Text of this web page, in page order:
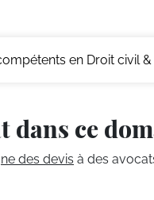
en Droit civil
dans ce
des devis à des